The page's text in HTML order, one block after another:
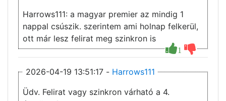
1
Harrows111: a magyar premier az mindig 1
nappal csúszik. szerintem ami holnap felkerül,
ott már lesz felirat meg szinkron is
2026-04-19 13:51:17 - Harrows111
Üdv. Felirat vagy szinkron várható a 4.